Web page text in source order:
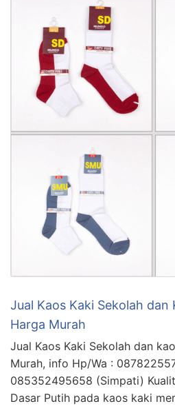
Jual Kaos Kaki Sekolah dan
Harga Murah
Jual Kaos Kaki Sekolah dan
Murah, info Hp/Wa :
085352495658 (Simpati)
Dasar Putih pada kaos kaki